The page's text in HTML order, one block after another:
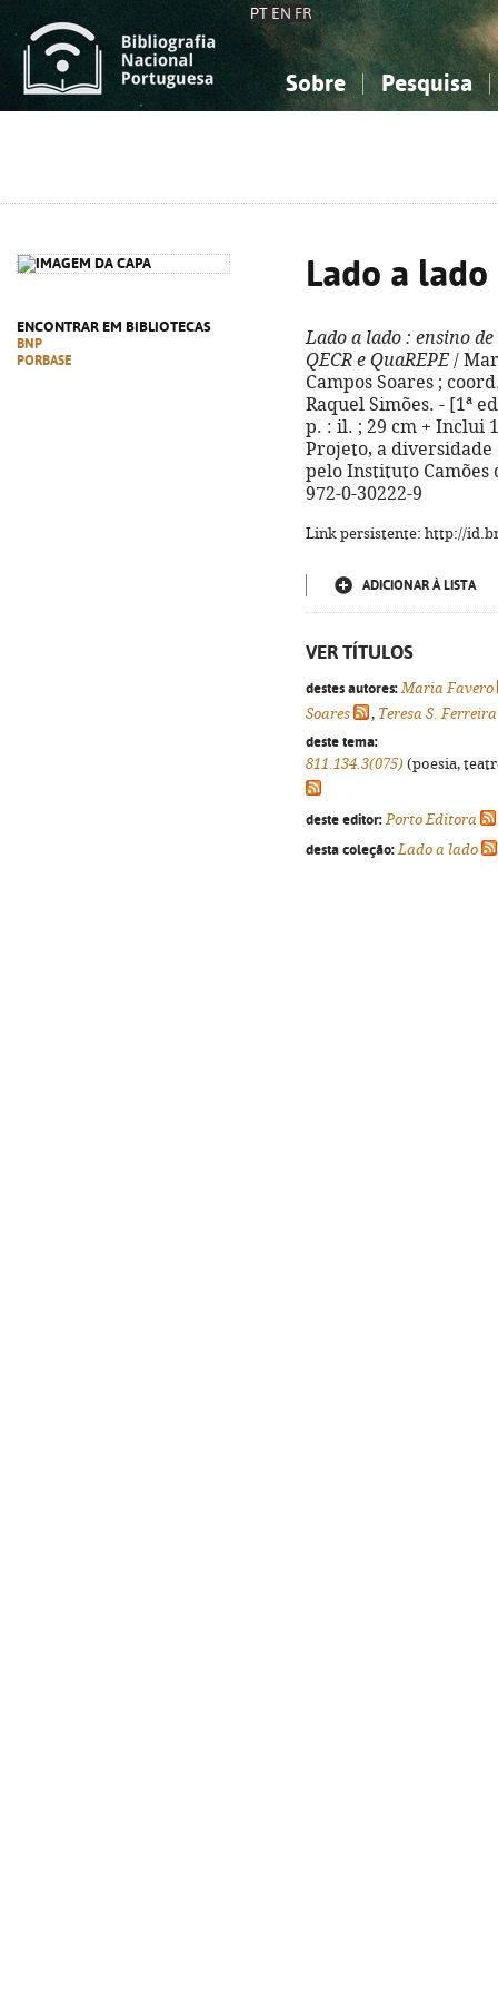
PT EN FR
Sobre Pesquisa
ENCONTRAR EM BIBLIOTECAS
BNP
PORBASE
Lado a lado
Lado a lado : ensino
QECR e QuaREPE /
Campos Soares ;
Raquel Simões. - [1ª
p. : il. ; 29 cm + Inclui
Projeto, a
pelo Instituto Camões
972-0-30222-9
Link persistente: http://
ADICIONAR À LISTA
VER TÍTULOS
destes autores: Maria Favero
Soares
, Teresa S. Ferreira
deste tema:
811.134.3(075) (poesia,
deste editor: Porto Editora
desta coleção: Lado a lado